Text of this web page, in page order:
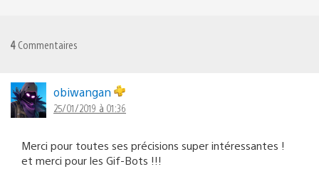
4 Commentaires
obiwangan
25/01/2019 à 01:36
Merci pour toutes ses précisions super intéressantes !
et merci pour les Gif-Bots !!!